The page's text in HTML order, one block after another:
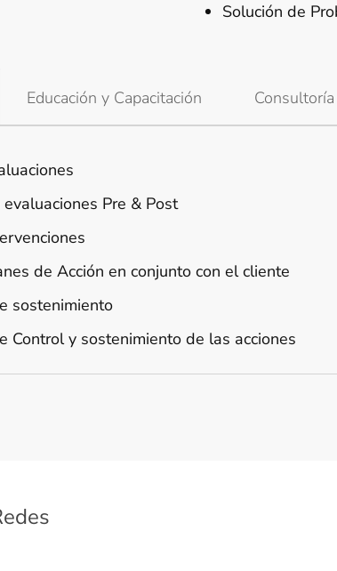
Solución de
Educación y Capacitación
Pre & Post
de Acción en conjunto con el cliente
sostenimiento
Control y sostenimiento de las acciones